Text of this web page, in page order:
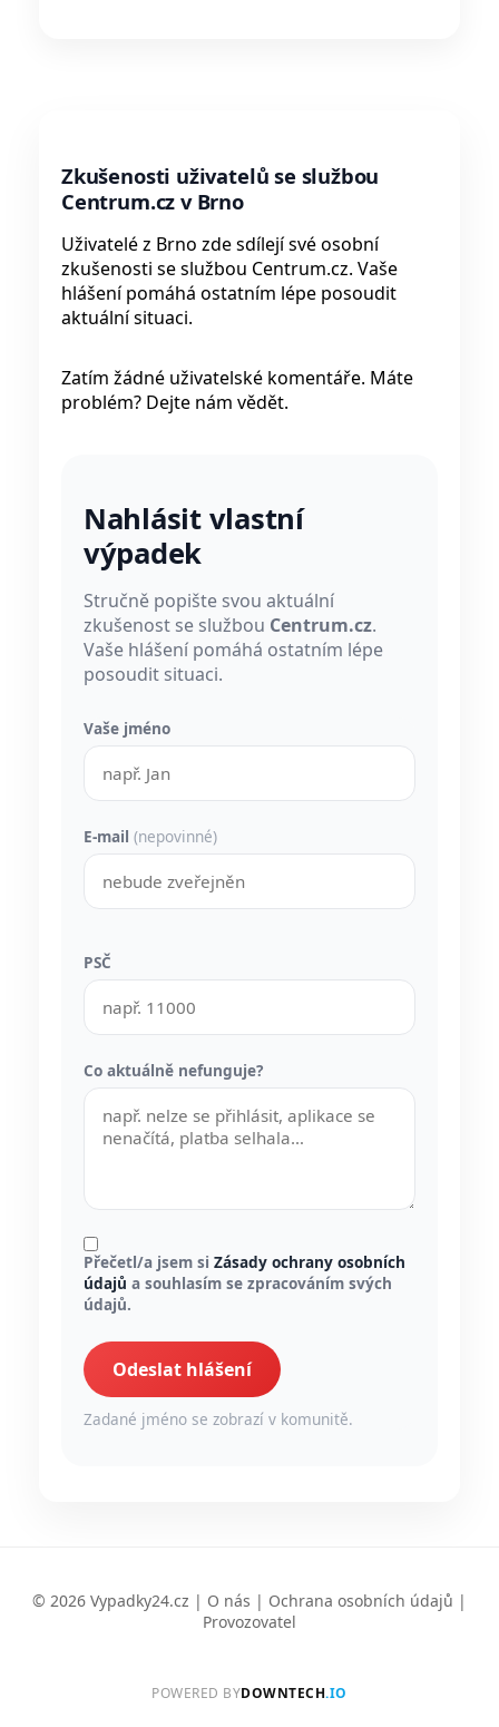
Zkušenosti uživatelů se službou
Centrum.cz v Brno
Uživatelé z Brno zde sdílejí své osobní
zkušenosti se službou Centrum.cz. Vaše
hlášení pomáhá ostatním lépe posoudit
aktuální situaci.
Zatím žádné uživatelské komentáře. Máte
problém? Dejte nám vědět.
Nahlásit vlastní
výpadek
Stručně popište svou aktuální
zkušenost se službou Centrum.cz.
Vaše hlášení pomáhá ostatním lépe
posoudit situaci.
Vaše jméno
E-mail (nepovinné)
PSČ
Co aktuálně nefunguje?
Přečetl/a jsem si Zásady ochrany osobních
údajů a souhlasím se zpracováním svých
údajů.
Odeslat hlášení
Zadané jméno se zobrazí v komunitě.
© 2026 Vypadky24.cz | O nás | Ochrana osobních údajů |
Provozovatel
POWERED BYDOWNTECH.IO